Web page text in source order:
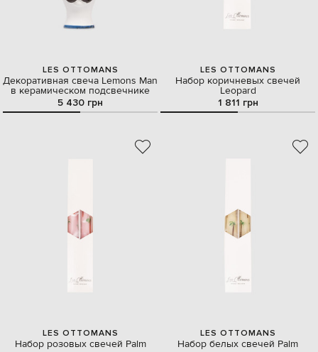
LES OTTOMANS
Декоративная свеча Lemons Man
в керамическом подсвечнике
5 430 грн
LES OTTOMANS
Набор коричневых свечей
Leopard
1 811 грн
LES OTTOMANS
Набор розовых свечей Palm
LES OTTOMANS
Набор белых свечей Palm